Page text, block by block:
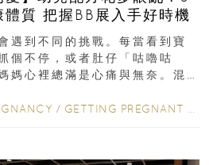
質 把握BB展入手好時機
遇到不同的挑戰。每當看到寶
個不停，或者肚仔「咕嚕咕
媽心裡總滿是心痛與無奈。混
/ GETTING PREGNANT